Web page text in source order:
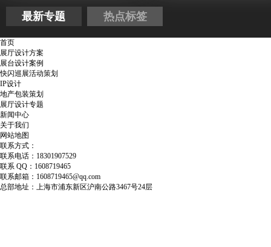
最新专题 热点标签
首页
展厅设计方案
展台设计案例
快闪巡展活动策划
IP设计
地产包装策划
展厅设计专题
新闻中心
关于我们
网站地图
联系方式：
联系电话：18301907529
联系 QQ：1608719465
联系邮箱：1608719465@qq.com
总部地址：上海市浦东新区沪南公路3467号24层